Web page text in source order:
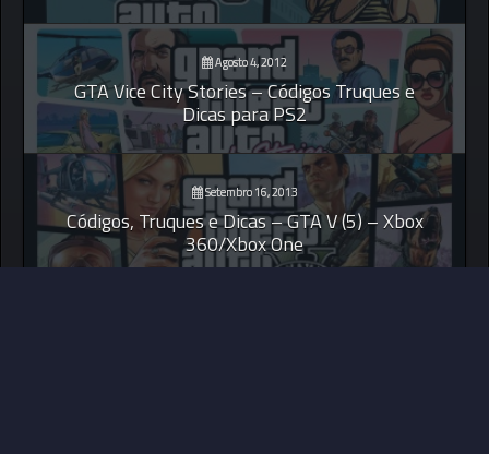
Agosto 4, 2012
GTA Vice City Stories – Códigos Truques e
Dicas para PS2
Setembro 16, 2013
Códigos, Truques e Dicas – GTA V (5) – Xbox
360/Xbox One